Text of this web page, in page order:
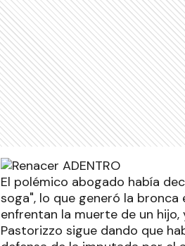
El polémico abogado había
soga", lo que generó la
enfrentan la muerte de un hijo,
Pastorizzo sigue dando que